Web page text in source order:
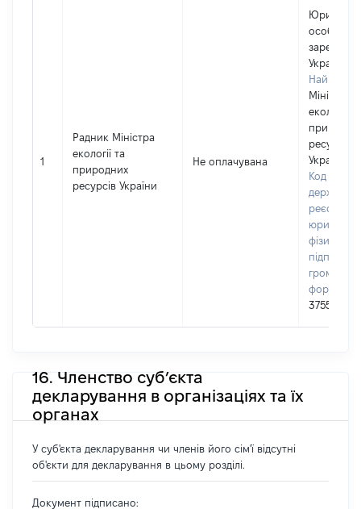
1
Радник Міністра
екології та
природних
ресурсів України
Не оплачувана
Юридична
особа,
Україні
екології та
ресурсів
України
Код в
реєстрі
фізичних
37552996
16. Членство суб’єкта
декларування в організаціях та їх
органах
У суб'єкта декларування чи членів його сім'ї відсутні
об'єкти для декларування в цьому розділі.
Документ підписано: